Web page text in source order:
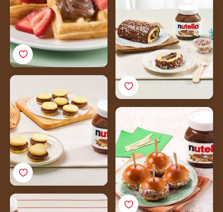
Nutello®
Mali zvitki z Nutello® in
sladkornimi mrvicami
Mini palačinke z